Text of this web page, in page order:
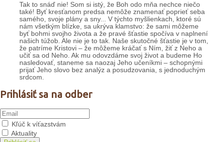
Tak to snáď nie! Som si istý, že Boh odo mňa nechce niečo
také! Byť kresťanom predsa nemôže znamenať poprieť seba
samého, svoje plány a sny... V týchto myšlienkach, ktoré sú
nám všetkým blízke, sa ukrýva klamstvo: že sami môžeme
byť bohmi svojho života a že pravé šťastie spočíva v naplnení
našich túžob. Ale nie je to tak. Naše skutočné šťastie je v tom,
že patríme Kristovi – že môžeme kráčať s Ním, žiť z Neho a
učiť sa od Neho. Ak mu odovzdáme svoj život a budeme Ho
nasledovať, staneme sa naozaj Jeho učeníkmi – schopnými
prijať Jeho slovo bez analýz a posudzovania, s jednoduchým
srdcom.
Prihlásiť sa na odber
Kľúč k víťazstvám
Aktuality